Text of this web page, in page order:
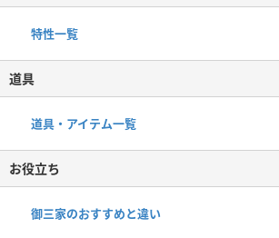
特性一覧
道具
道具・アイテム一覧
お役立ち
御三家のおすすめと違い